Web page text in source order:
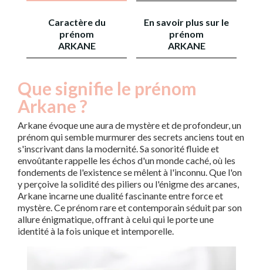
Caractère du
prénom
ARKANE
En savoir plus sur le
prénom
ARKANE
Que signifie le prénom
Arkane ?
Arkane évoque une aura de mystère et de profondeur, un
prénom qui semble murmurer des secrets anciens tout en
s'inscrivant dans la modernité. Sa sonorité fluide et
envoûtante rappelle les échos d'un monde caché, où les
fondements de l'existence se mêlent à l'inconnu. Que l'on
y perçoive la solidité des piliers ou l'énigme des arcanes,
Arkane incarne une dualité fascinante entre force et
mystère. Ce prénom rare et contemporain séduit par son
allure énigmatique, offrant à celui qui le porte une
identité à la fois unique et intemporelle.